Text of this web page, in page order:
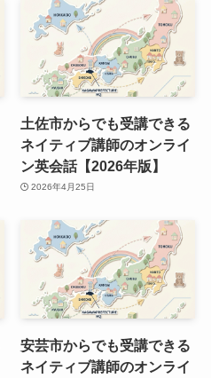
土佐市からでも受講できる
ネイティブ講師のオンライ
ン英会話【2026年版】
2026年4月25日
安芸市からでも受講できる
ネイティブ講師のオンライ